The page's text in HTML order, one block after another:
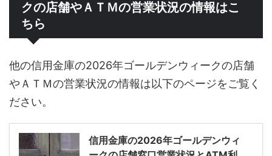
クの店舗やＡＴＭの営業状況の情報はこ
ちら
他の信用金庫の2026年ゴールデンウィークの店舗
やＡＴＭの営業状況の情報は以下のページをご覧く
ださい。
信用金庫の2026年ゴールデンウィ